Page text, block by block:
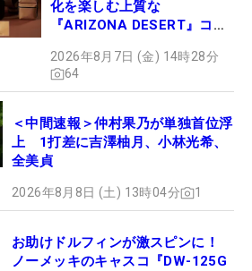
化を楽しむ上質な
『ARIZONA DESERT』コレ
ュー
2026年8月7日 (金) 14時28分
64
＜中間速報＞仲村果乃が単独首位浮
上 1打差に吉澤柚月、小林光希、
全美貞
2026年8月8日 (土) 13時04分 1
お助けドルフィンが激スピンに！
ノーメッキのキャスコ『DW-125G